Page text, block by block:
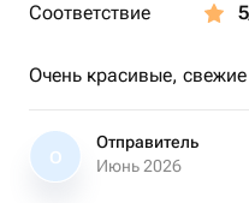
Соответствие
5
Очень красивые,
О
Отправитель
Июнь 2026